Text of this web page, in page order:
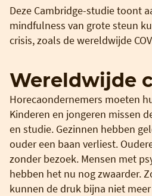
Deze Cambridge-studie toont
mindfulness van grote steun
crisis, zoals de wereldwijde
Wereldwijde
Horecaondernemers moeten
Kinderen en jongeren missen
en studie. Gezinnen hebben
ouder een baan verliest.
zonder bezoek. Mensen met
hebben het nu nog zwaarder.
kunnen de druk bijna niet